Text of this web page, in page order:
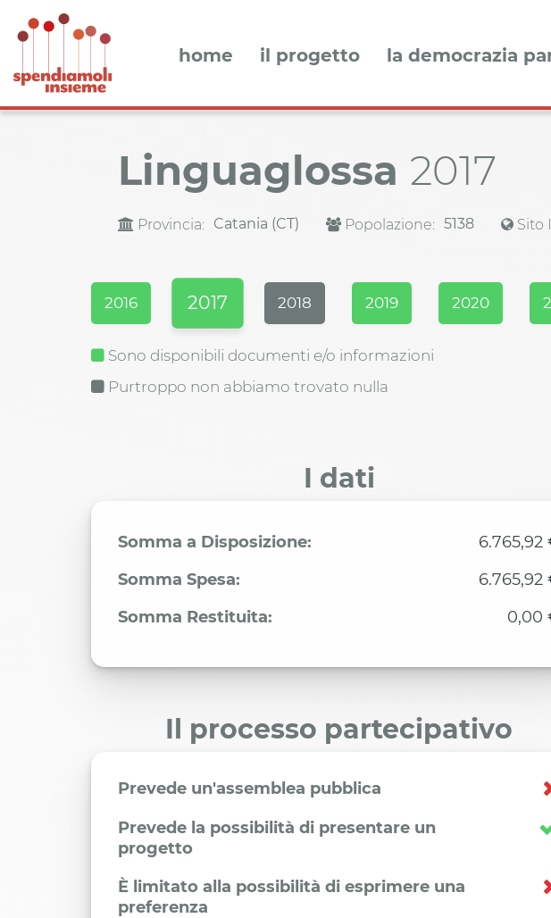
home il progetto la democrazia
Linguaglossa 2017
Provincia: Catania (CT) Popolazione: 5138 Sito
2016 2017 2018 2019 2020
Sono disponibili documenti e/o informazioni
Purtroppo non abbiamo trovato nulla
I dati
Somma a Disposizione:
6.765,92
Somma Spesa:
6.765,92
Somma Restituita:
0,00
Il processo partecipativo
Prevede un'assemblea pubblica
Prevede la possibilità di presentare un
progetto
È limitato alla possibilità di esprimere una
preferenza